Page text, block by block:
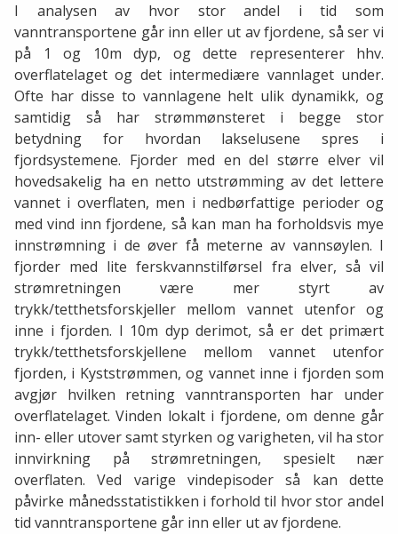
I analysen av hvor stor andel i tid som
vanntransportene går inn eller ut av fjordene, så ser vi
på 1 og 10m dyp, og dette representerer hhv.
overflatelaget og det intermediære vannlaget under.
Ofte har disse to vannlagene helt ulik dynamikk, og
samtidig så har strømmønsteret i begge stor
betydning for hvordan lakselusene spres i
fjordsystemene. Fjorder med en del større elver vil
hovedsakelig ha en netto utstrømming av det lettere
vannet i overflaten, men i nedbørfattige perioder og
med vind inn fjordene, så kan man ha forholdsvis mye
innstrømning i de øver få meterne av vannsøylen. I
fjorder med lite ferskvannstilførsel fra elver, så vil
strømretningen være mer styrt av
trykk/tetthetsforskjeller mellom vannet utenfor og
inne i fjorden. I 10m dyp derimot, så er det primært
trykk/tetthetsforskjellene mellom vannet utenfor
fjorden, i Kyststrømmen, og vannet inne i fjorden som
avgjør hvilken retning vanntransporten har under
overflatelaget. Vinden lokalt i fjordene, om denne går
inn- eller utover samt styrken og varigheten, vil ha stor
innvirkning på strømretningen, spesielt nær
overflaten. Ved varige vindepisoder så kan dette
påvirke månedsstatistikken i forhold til hvor stor andel
tid vanntransportene går inn eller ut av fjordene.